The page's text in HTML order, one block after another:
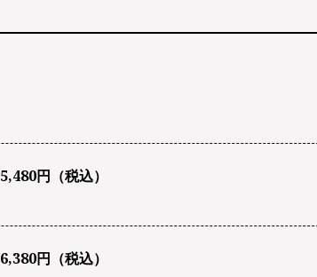
5,480円（税込）
6,380円（税込）